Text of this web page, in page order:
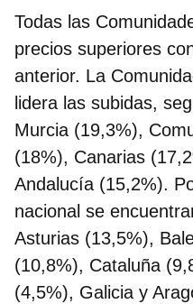
Todas las
precios superiores
anterior. La
lidera las subidas,
Murcia (19,3%),
(18%), Canarias
Andalucía (15,2%).
nacional se
Asturias (13,5%),
(10,8%), Cataluña
(4,5%), Galicia y